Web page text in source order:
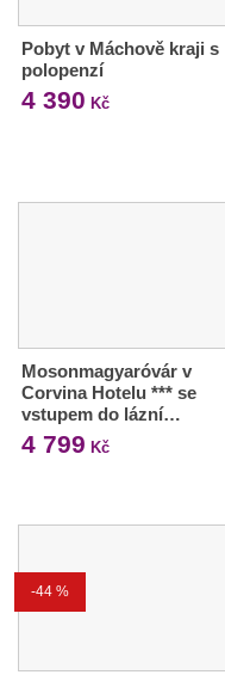
Pobyt v Máchově kraji s
polopenzí
4 390 Kč
Mosonmagyaróvár v
Corvina Hotelu *** se
vstupem do lázní…
4 799 Kč
-44 %